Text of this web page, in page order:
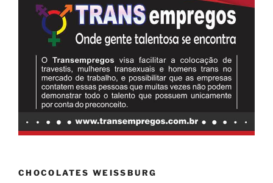
CHOCOLATES WEISSBURG